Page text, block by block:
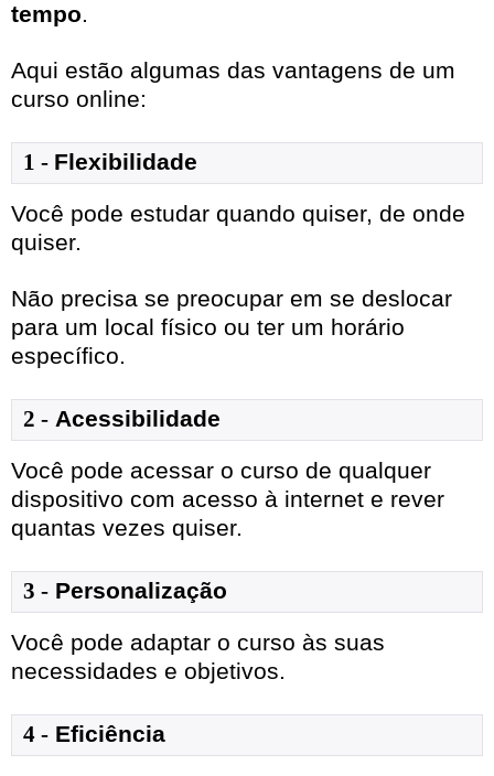
tempo.
Aqui estão algumas das vantagens de um
curso online:
1 - Flexibilidade
Você pode estudar quando quiser, de onde
quiser.
Não precisa se preocupar em se deslocar
para um local físico ou ter um horário
específico.
2 - Acessibilidade
Você pode acessar o curso de qualquer
dispositivo com acesso à internet e rever
quantas vezes quiser.
3 - Personalização
Você pode adaptar o curso às suas
necessidades e objetivos.
4 - Eficiência